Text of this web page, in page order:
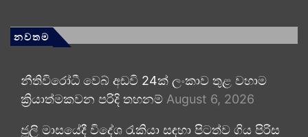
නවතම
නීතිවිරෝධී වෙබ් අඩවි 24ක් ලංකාව තුළ වහාම
ක්‍රියාත්මකවන පරිදි තහනම් August 6, 2026
ජූලි මාසයේදී විදේශ රැකියා සඳහා පිටත්ව ගිය පිරිස